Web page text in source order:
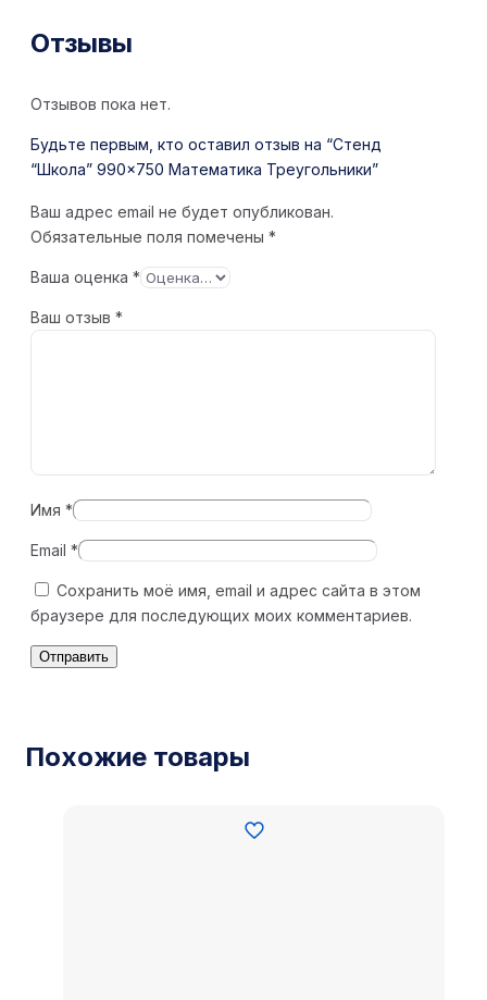
Отзывы
Отзывов пока нет.
Будьте первым, кто оставил отзыв на “Стенд
“Школа” 990×750 Математика Треугольники”
Ваш адрес email не будет опубликован.
Обязательные поля помечены *
Ваша оценка *
Ваш отзыв *
Имя *
Email *
Сохранить моё имя, email и адрес сайта в этом
браузере для последующих моих комментариев.
Похожие товары